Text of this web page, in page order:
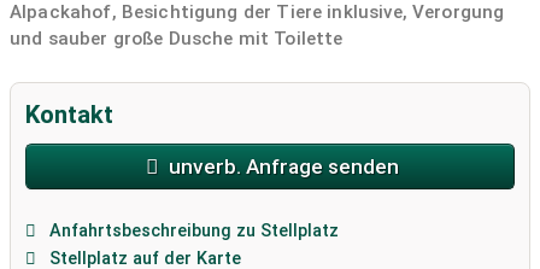
Alpackahof, Besichtigung der Tiere inklusive, Verorgung
und sauber große Dusche mit Toilette
Kontakt
unverb. Anfrage senden
Anfahrtsbeschreibung zu Stellplatz
Stellplatz auf der Karte